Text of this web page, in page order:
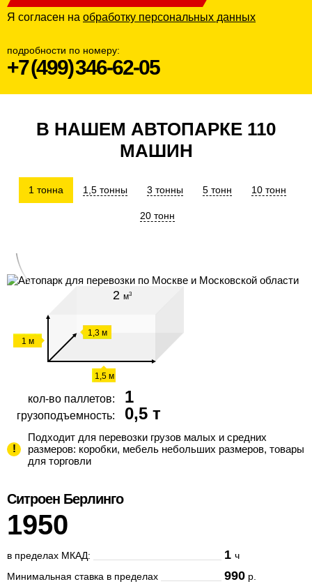
ТАРИФ
Время
4 часа
2 человека
Стоимость
7900 руб
Газель с фургоном, 3м
ЗАКАЗАТЬ
ТАРИФ
"МАКСИМУМ+"
2 человека
Стоимость
8150 руб
Газель 4 метра
Я согласен на обработку персональных данных
подробности по номеру:
+7 (499) 346-62-05
В НАШЕМ АВТОПАРКЕ 110
МАШИН
1 тонна 1,5 тонны 3 тонны 5 тонн 10 тонн
20 тонн
2 м3
1 м
1,3 м
1,5 м
кол-во паллетов: 1
грузоподъемность: 0,5 т
Подходит для перевозки грузов малых и средних
размеров: коробки, мебель небольших размеров, товары
для торговли
Ситроен Берлинго
1950
в пределах МКАД: 1ч
Минимальная ставка в пределах
990 р.